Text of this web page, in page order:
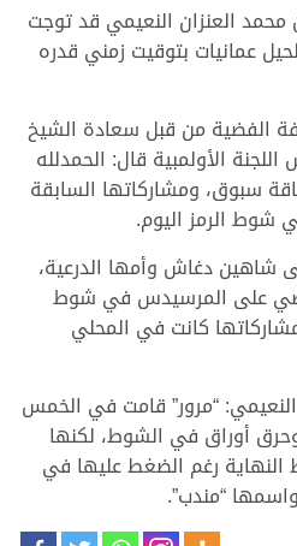
محمد العنزان النعيمي قد توجت
عمانيات بتوقيت زمني قدره
الفضية من قبل سعادة الشيخ
الأولمبية قال: الحمدلله
سبوق، ومشاركاتها السابقة
شوط الرمز اليوم.
شاهين دغاش وأمها الدرعية،
على المرسيدس في شوط
مشاركاتها كانت في المحلي
“مرور” قامت في الخمس
أوراق في الشوط، لكنها
رغم الضغط عليها في
“مندب”.